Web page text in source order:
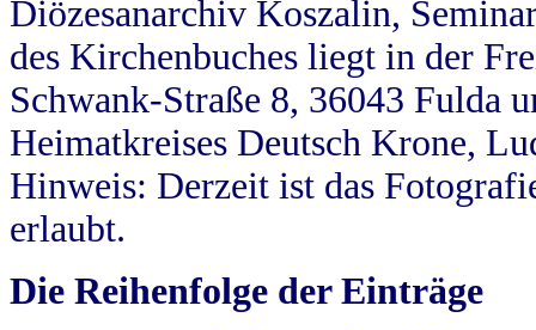
Diözesanarchiv Koszalin,
des Kirchenbuches liegt in der
Schwank-Straße 8, 36043 Fulda
Heimatkreises Deutsch Krone,
Hinweis: Derzeit ist das
erlaubt.
Die Reihenfolge der Einträge